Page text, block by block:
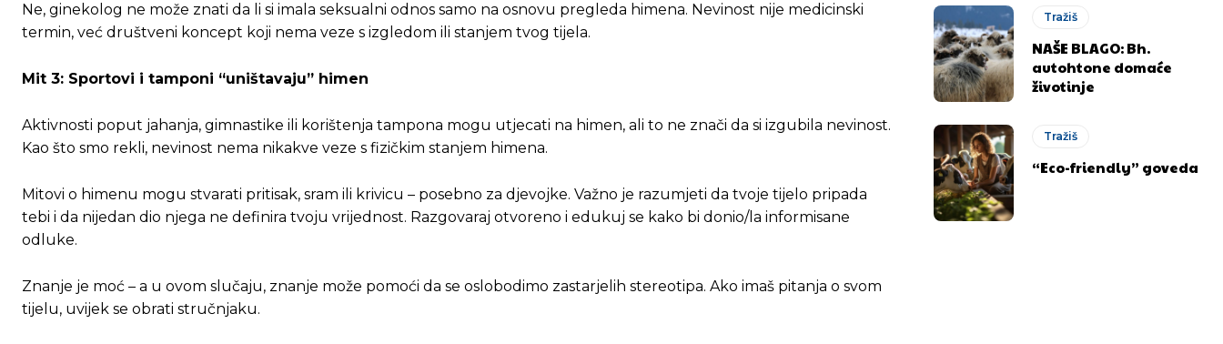
[wpuf_form id=”7463”]
[wpuf_form id=”7463”]
Ne, ginekolog ne može znati da li si imala seksualni odnos samo na osnovu pregleda himena. Nevinost nije medicinski
termin, već društveni koncept koji nema veze s izgledom ili stanjem tvog tijela.
Mit 3: Sportovi i tamponi “uništavaju” himen
Aktivnosti poput jahanja, gimnastike ili korištenja tampona mogu utjecati na himen, ali to ne znači da si izgubila nevinost.
Kao što smo rekli, nevinost nema nikakve veze s fizičkim stanjem himena.
Mitovi o himenu mogu stvarati pritisak, sram ili krivicu – posebno za djevojke. Važno je razumjeti da tvoje tijelo pripada
tebi i da nijedan dio njega ne definira tvoju vrijednost. Razgovaraj otvoreno i edukuj se kako bi donio/la informisane
odluke.
Znanje je moć – a u ovom slučaju, znanje može pomoći da se oslobodimo zastarjelih stereotipa. Ako imaš pitanja o svom
tijelu, uvijek se obrati stručnjaku.
Tražiš
NAŠE BLAGO: Bh.
autohtone domaće
životinje
Tražiš
“Eco-friendly” goveda